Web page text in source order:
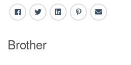
FacebookTwitterLinkedInPinterest
Email
Brother